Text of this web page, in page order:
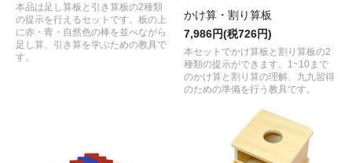
本品は足し算板と引き算板の2種類
の提示を行えるセットです。板の上
に赤・青・自然色の棒を並べながら
足し算、引き算を学ぶための教具で
す。
かけ算・割り算板
7,986円(税726円)
本セットでかけ算板と割り算板の2
種類の提示ができます。1~10まで
のかけ算と割り算の理解、九九習得
のための準備を行う教具です。